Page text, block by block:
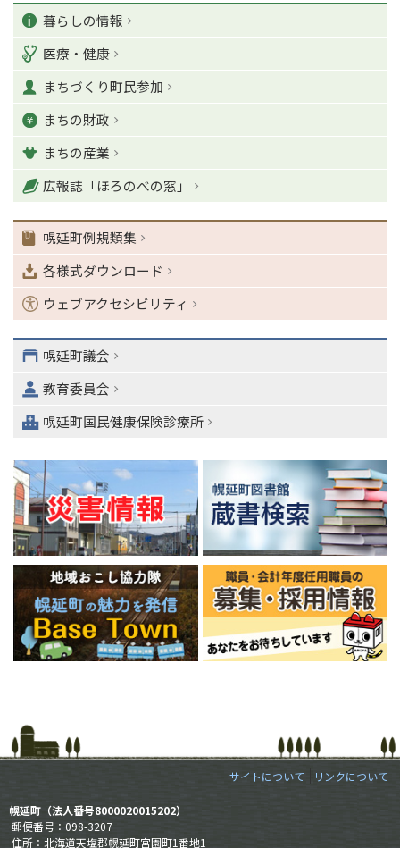
カ
テ
ゴ
リ
ー
暮らしの情報
医療・健康
まちづくり町民参加
まちの財政
まちの産業
広報誌「ほろのべの窓」
幌延町例規類集
各様式ダウンロード
ウェブアクセシビリティ
幌延町議会
教育委員会
幌延町国民健康保険診療所
サイトについて リンクについて
幌延町（法人番号8000020015202）
郵便番号：098-3207
住所：北海道天塩郡幌延町宮園町1番地1